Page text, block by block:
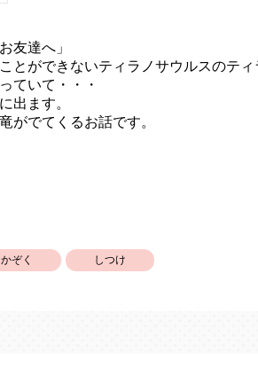
友達へ」
とができないティラノサウルスのティ
ていて・・・
出ます。
がでてくるお話です。
かぞく しつけ